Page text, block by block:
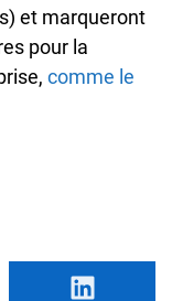
et marqueront
pour la
comme le